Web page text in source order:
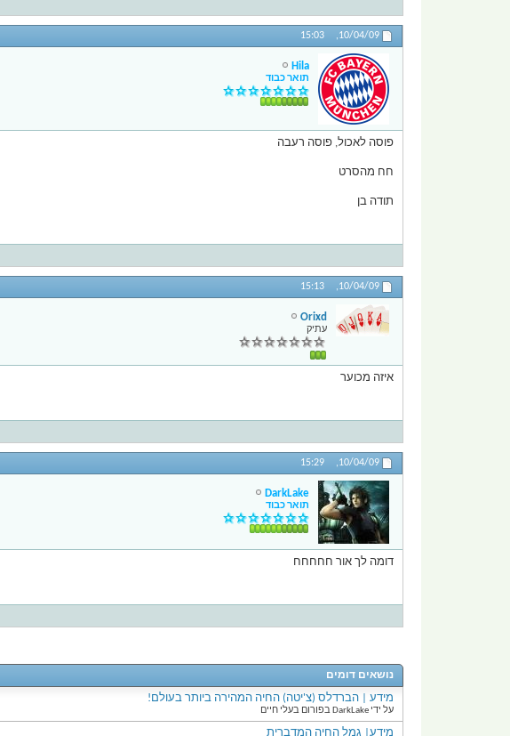
10/04/09,
15:03
Hila
תואר כבוד
פוסה לאכול, פוסה רעבה
חח מהסרט
תודה בן
10/04/09,
15:13
Orixd
עתיק
איזה מכוער
10/04/09,
15:29
DarkLake
תואר כבוד
דומה לך אור חחחחח
נושאים דומים
מידע | הברדלס (צ'יטה) החיה המהירה ביותר בעולם!
על ידי DarkLake בפורום בעלי חיים
מידע| גמל החיה המדברית